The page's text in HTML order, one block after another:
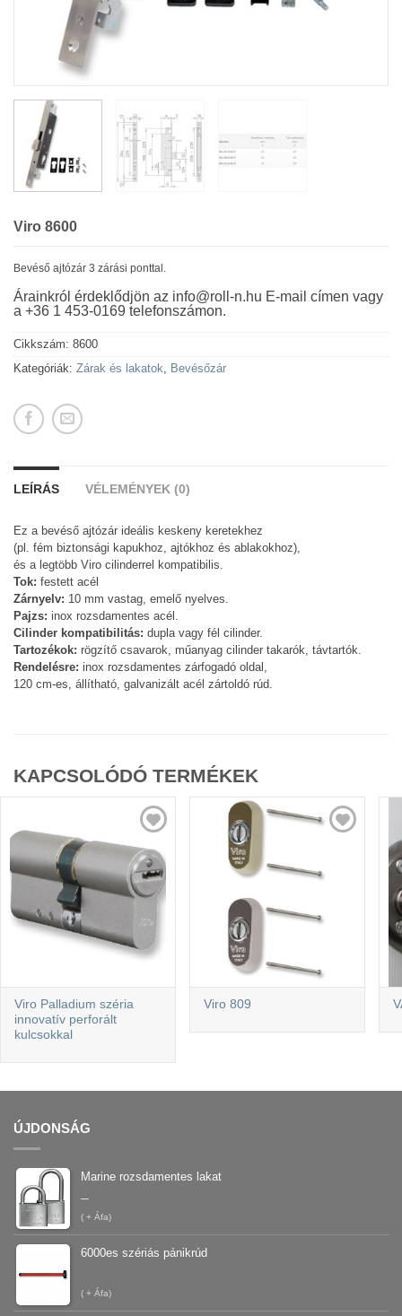
Viro 8600
Bevéső ajtózár 3 zárási ponttal.
Árainkról érdeklődjön az info@roll-n.hu E-mail címen vagy
a +36 1 453-0169 telefonszámon.
Cikkszám: 8600
Kategóriák: Zárak és lakatok, Bevésőzár
LEÍRÁS VÉLEMÉNYEK (0)
Ez a bevéső ajtózár ideális keskeny keretekhez
(pl. fém biztonsági kapukhoz, ajtókhoz és ablakokhoz),
és a legtöbb Viro cilinderrel kompatibilis.
Tok: festett acél
Zárnyelv: 10 mm vastag, emelő nyelves.
Pajzs: inox rozsdamentes acél.
Cilinder kompatibilitás: dupla vagy fél cilinder.
Tartozékok: rögzítő csavarok, műanyag cilinder takarók, távtartók.
Rendelésre: inox rozsdamentes zárfogadó oldal,
120 cm-es, állítható, galvanizált acél zártoldó rúd.
KAPCSOLÓDÓ TERMÉKEK
Viro Palladium széria
innovatív perforált
kulcsokkal
Viro 809
ÚJDONSÁG
Marine rozsdamentes lakat
–
( + Áfa)
6000es szériás pánikrúd
( + Áfa)